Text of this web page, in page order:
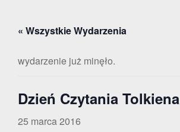
« Wszystkie Wydarzenia
wydarzenie już minęło.
Dzień Czytania Tolkiena
25 marca 2016